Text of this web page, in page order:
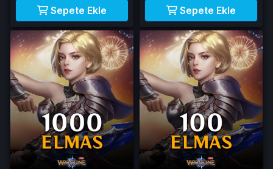
Sepete Ekle Sepete Ekle